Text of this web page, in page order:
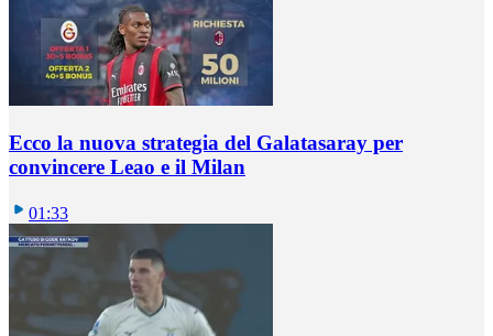
Ecco la nuova strategia del Galatasaray per
convincere Leao e il Milan
01:33